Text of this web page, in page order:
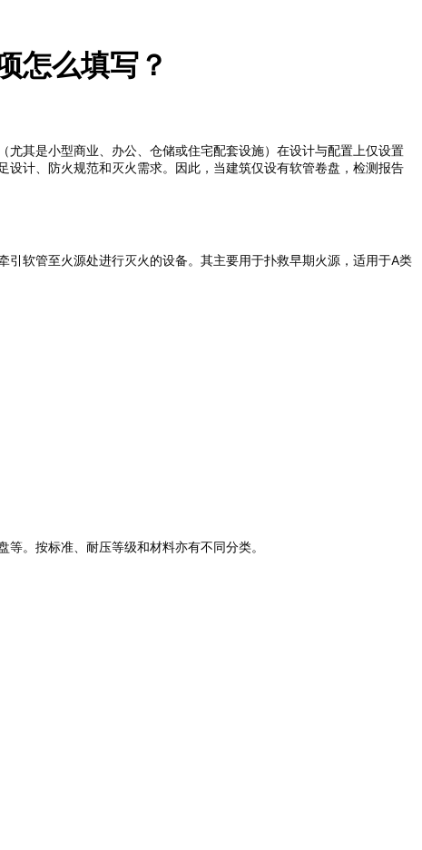
怎么填写？
其是小型商业、办公、仓储或住宅配套设施）在设计与配置上仅设置
计、防火规范和灭火需求。因此，当建筑仅设有软管卷盘，检测报告
软管至火源处进行灭火的设备。其主要用于扑救早期火源，适用于A类
。按标准、耐压等级和材料亦有不同分类。